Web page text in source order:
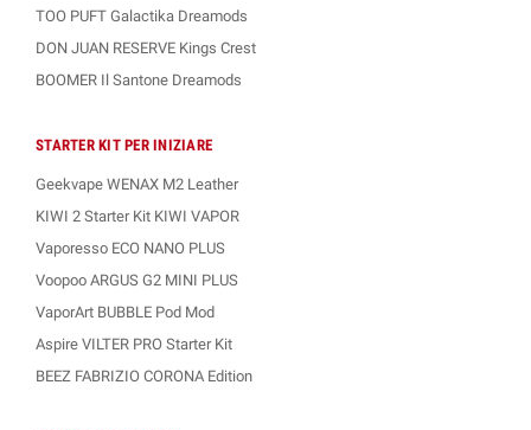
TOO PUFT Galactika Dreamods
DON JUAN RESERVE Kings Crest
BOOMER Il Santone Dreamods
STARTER KIT PER INIZIARE
Geekvape WENAX M2 Leather
KIWI 2 Starter Kit KIWI VAPOR
Vaporesso ECO NANO PLUS
Voopoo ARGUS G2 MINI PLUS
VaporArt BUBBLE Pod Mod
Aspire VILTER PRO Starter Kit
BEEZ FABRIZIO CORONA Edition